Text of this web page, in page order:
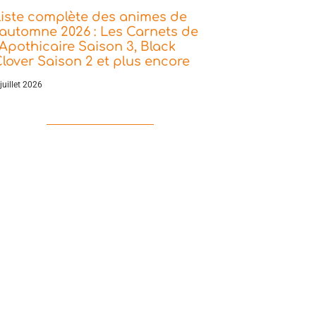
complète des animes de
2026 : Les Carnets de
Saison 3, Black
Saison 2 et plus encore
2026